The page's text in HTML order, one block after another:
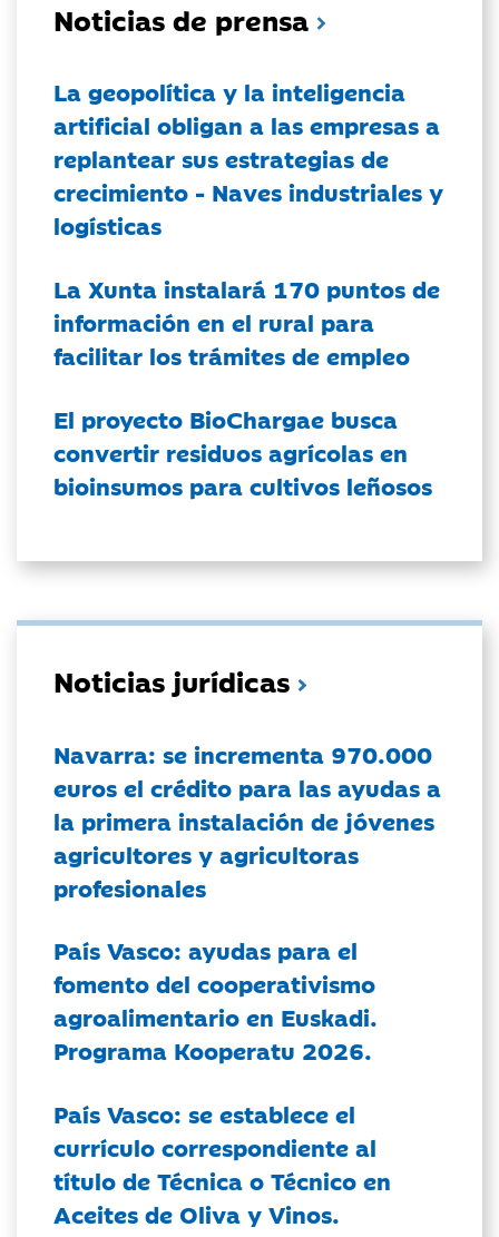
Noticias de prensa
La geopolítica y la inteligencia
artificial obligan a las empresas a
replantear sus estrategias de
crecimiento - Naves industriales y
logísticas
La Xunta instalará 170 puntos de
información en el rural para
facilitar los trámites de empleo
El proyecto BioChargae busca
convertir residuos agrícolas en
bioinsumos para cultivos leñosos
Noticias jurídicas
Navarra: se incrementa 970.000
euros el crédito para las ayudas a
la primera instalación de jóvenes
agricultores y agricultoras
profesionales
País Vasco: ayudas para el
fomento del cooperativismo
agroalimentario en Euskadi.
Programa Kooperatu 2026.
País Vasco: se establece el
currículo correspondiente al
título de Técnica o Técnico en
Aceites de Oliva y Vinos.